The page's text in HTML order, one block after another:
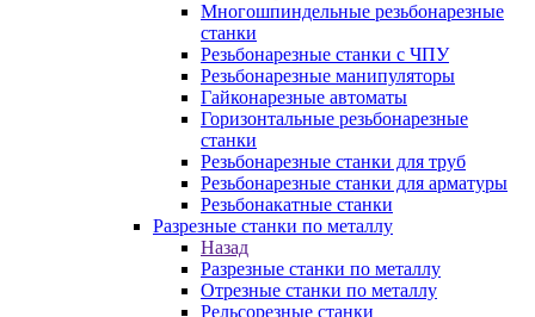
Многошпиндельные резьбонарезные
станки
Резьбонарезные станки с ЧПУ
Резьбонарезные манипуляторы
Гайконарезные автоматы
Горизонтальные резьбонарезные
станки
Резьбонарезные станки для труб
Резьбонарезные станки для арматуры
Резьбонакатные станки
Разрезные станки по металлу
Назад
Разрезные станки по металлу
Отрезные станки по металлу
Рельсорезные станки